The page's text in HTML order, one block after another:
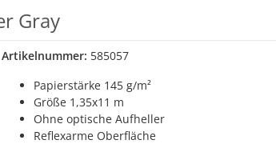
Gray
Artikelnummer: 585057
Papierstärke 145 g/m²
Größe 1,35x11 m
Ohne optische Aufheller
Reflexarme Oberfläche